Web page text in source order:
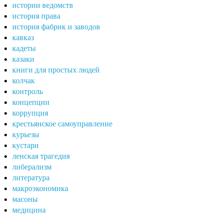
истории ведомств
история права
история фабрик и заводов
кавказ
кадеты
казаки
книги для простых людей
колчак
контроль
концепции
коррупция
крестьянское самоуправление
курьезы
кустари
ленская трагедия
либерализм
литература
макроэкономика
масоны
медицина